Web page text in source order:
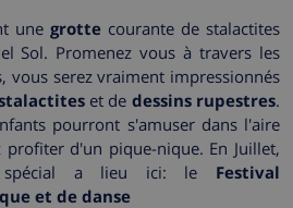
une grotte courante de stalactites
Sol. Promenez vous à travers les
vous serez vraiment impressionnés
et de dessins rupestres.
pourront s'amuser dans l'aire
d'un pique-nique. En Juillet,
spécial a lieu ici: le Festival
et de danse